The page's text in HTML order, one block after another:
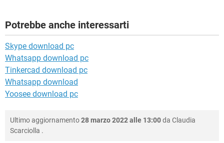
Potrebbe anche interessarti
Skype download pc
Whatsapp download pc
Tinkercad download pc
Whatsapp download
Yoosee download pc
Ultimo aggiornamento28 marzo 2022 alle 13:00da Claudia
Scarciolla .